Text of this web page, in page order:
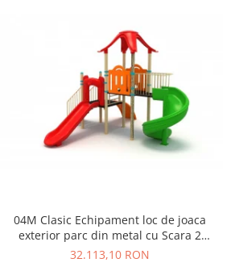
04M Clasic Echipament loc de joaca
exterior parc din metal cu Scara 2
Tobogane si Cataratoare
32.113,10 RON